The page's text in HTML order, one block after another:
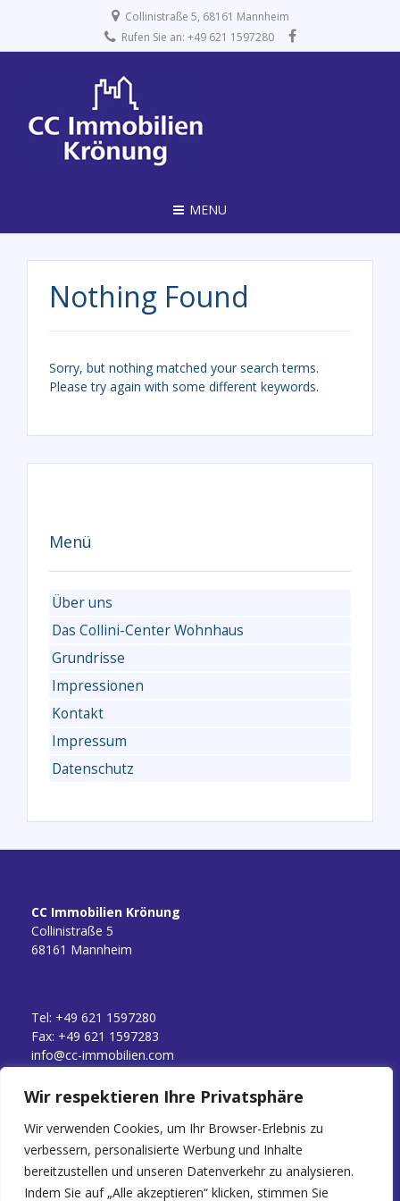
Wir respektieren Ihre Privatsphäre
Wir verwenden Cookies, um Ihr Browser-Erlebnis zu
verbessern, personalisierte Werbung und Inhalte
bereitzustellen und unseren Datenverkehr zu analysieren.
Indem Sie auf „Alle akzeptieren“ klicken, stimmen Sie
Collinistraße 5, 68161 Mannheim
Rufen Sie an: +49 621 1597280
MENU
Nothing Found
Sorry, but nothing matched your search terms.
Please try again with some different keywords.
Menü
Über uns
Das Collini-Center Wohnhaus
Grundrisse
Impressionen
Kontakt
Impressum
Datenschutz
CC Immobilien Krönung
Collinistraße 5
68161 Mannheim
Tel: +49 621 1597280
Fax: +49 621 1597283
info@cc-immobilien.com
Uns treffen Sie Vor-Ort ca.
Montag bis Freitag: 9–16 Uhr